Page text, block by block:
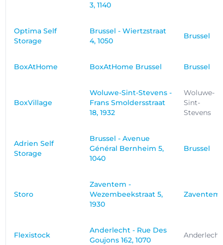
3, 1140
Optima Self
Storage
Brussel - Wiertzstraat
4, 1050
Brussel
BoxAtHome BoxAtHome Brussel Brussel
BoxVillage
Woluwe-Sint-Stevens -
Frans Smoldersstraat
18, 1932
Woluwe-
Sint-
Stevens
Adrien Self
Storage
Brussel - Avenue
Général Bernheim 5,
1040
Brussel
Storo
Zaventem -
Wezembeekstraat 5,
1930
Zaventem
Flexistock
Anderlecht - Rue Des
Goujons 162, 1070
Anderlecht